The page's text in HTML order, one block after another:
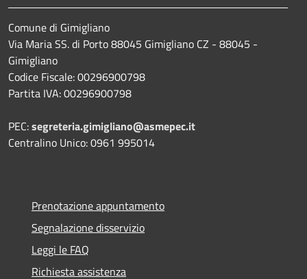
Comune di Gimigliano
Via Maria SS. di Porto 88045 Gimigliano CZ - 88045 -
Gimigliano
Codice Fiscale: 00296900798
Partita IVA: 00296900798
PEC:segreteria.gimigliano@asmepec.it
Centralino Unico: 0961 995014
Prenotazione appuntamento
Segnalazione disservizio
Leggi le FAQ
Richiesta assistenza